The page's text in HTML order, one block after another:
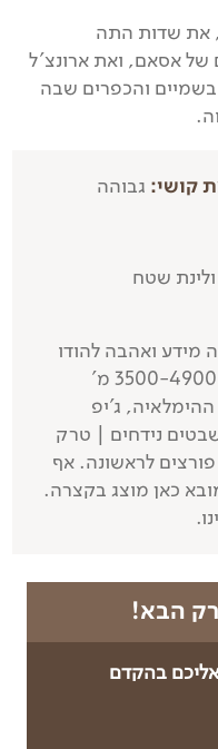
את שדות התה
של אסאם, ואת ארונצ'ל
והכפרים שבה
קושי: גבוהה
שטח
מידע ואהבה להודו
| טרק ייחודי בגבהים הנעים בין 3500-4900 מ'
ג'יפ
נידחים | טרק
לראשונה. אף
כאן מוצג בקצרה.
הבא!
בהקדם